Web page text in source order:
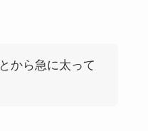
から急に太って